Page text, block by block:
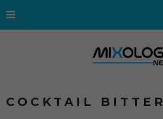
COCKTAIL BITTER